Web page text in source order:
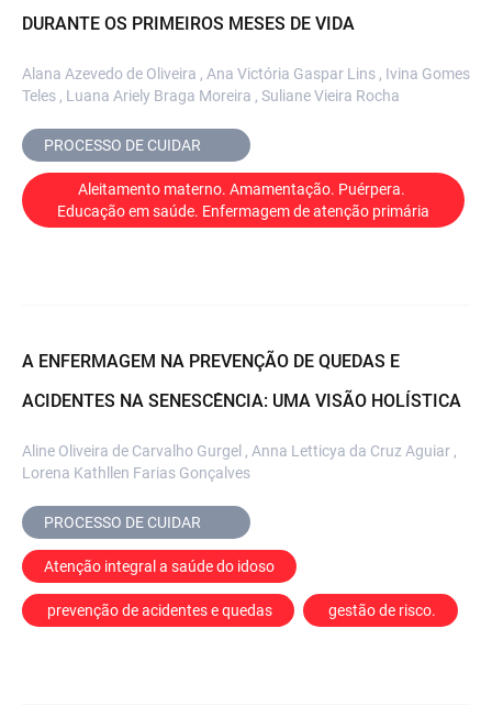
DURANTE OS PRIMEIROS MESES DE VIDA
Alana Azevedo de Oliveira , Ana Victória Gaspar Lins , Ivina Gomes
Teles , Luana Ariely Braga Moreira , Suliane Vieira Rocha
Aleitamento materno. Amamentação. Puérpera.
Educação em saúde. Enfermagem de atenção primária
A ENFERMAGEM NA PREVENÇÃO DE QUEDAS E
ACIDENTES NA SENESCÊNCIA: UMA VISÃO HOLÍSTICA
Aline Oliveira de Carvalho Gurgel , Anna Letticya da Cruz Aguiar ,
Lorena Kathllen Farias Gonçalves
Atenção integral a saúde do idoso
prevenção de acidentes e quedas gestão de risco.